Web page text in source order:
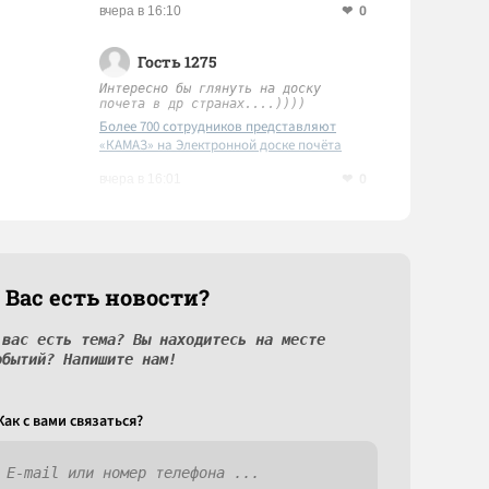
вчера в 16:10 0
Гость 1275
Интересно бы глянуть на доску
почета в др странах....))))
Более 700 сотрудников представляют
«КАМАЗ» на Электронной доске почёта
есть новости?
есть тема? Вы находитесь на месте
Напишите нам!
c вами связаться?